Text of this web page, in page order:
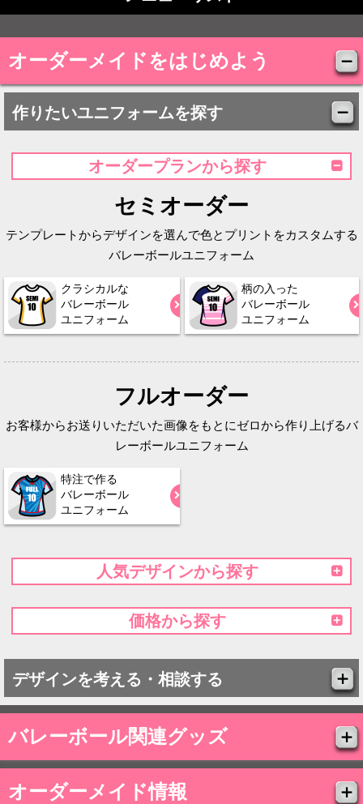
オーダーメイドをはじめよう
作りたいユニフォームを探す
オーダープランから探す
セミオーダー
テンプレートからデザインを選んで色とプリントをカスタムする
バレーボールユニフォーム
クラシカルな
バレーボール
ユニフォーム
柄の入った
バレーボール
ユニフォーム
フルオーダー
お客様からお送りいただいた画像をもとにゼロから作り上げるバ
レーボールユニフォーム
特注で作る
バレーボール
ユニフォーム
人気デザインから探す
価格から探す
デザインを考える・相談する
バレーボール関連グッズ
オーダーメイド情報